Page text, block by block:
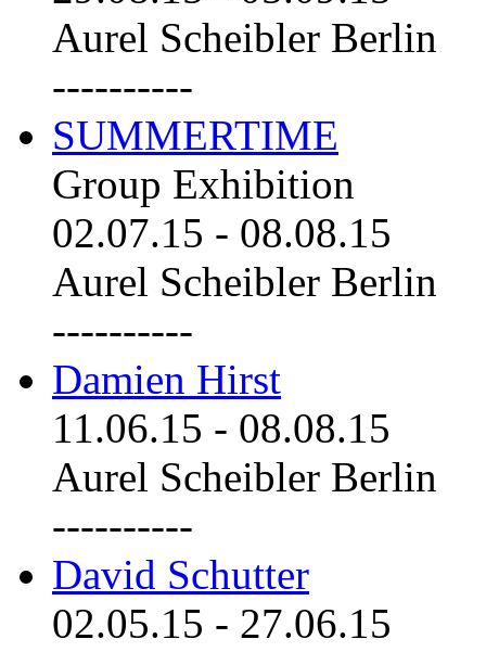
Aurel Scheibler Berlin
----------
SUMMERTIME
Group Exhibition
02.07.15 - 08.08.15
Aurel Scheibler Berlin
----------
Damien Hirst
11.06.15 - 08.08.15
Aurel Scheibler Berlin
----------
David Schutter
02.05.15 - 27.06.15